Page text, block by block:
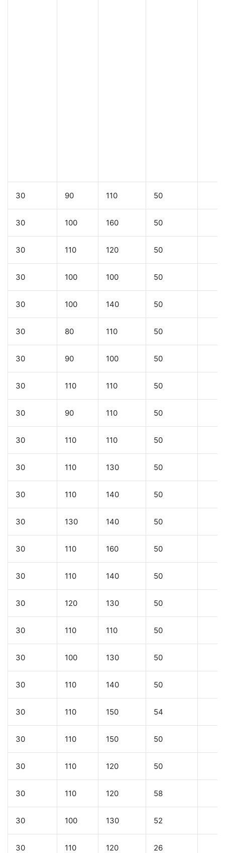
30 90 110 50
30 100 160 50
30 110 120 50
30 100 100 50
30 100 140 50
30 80 110 50
30 90 100 50
30 110 110 50
30 90 110 50
30 110 110 50
30 110 130 50
30 110 140 50
30 130 140 50
30 110 160 50
30 110 140 50
30 120 130 50
30 110 110 50
30 100 130 50
30 110 140 50
30 110 150 54
30 110 150 50
30 110 120 50
30 110 120 58
30 100 130 52
30 110 120 26